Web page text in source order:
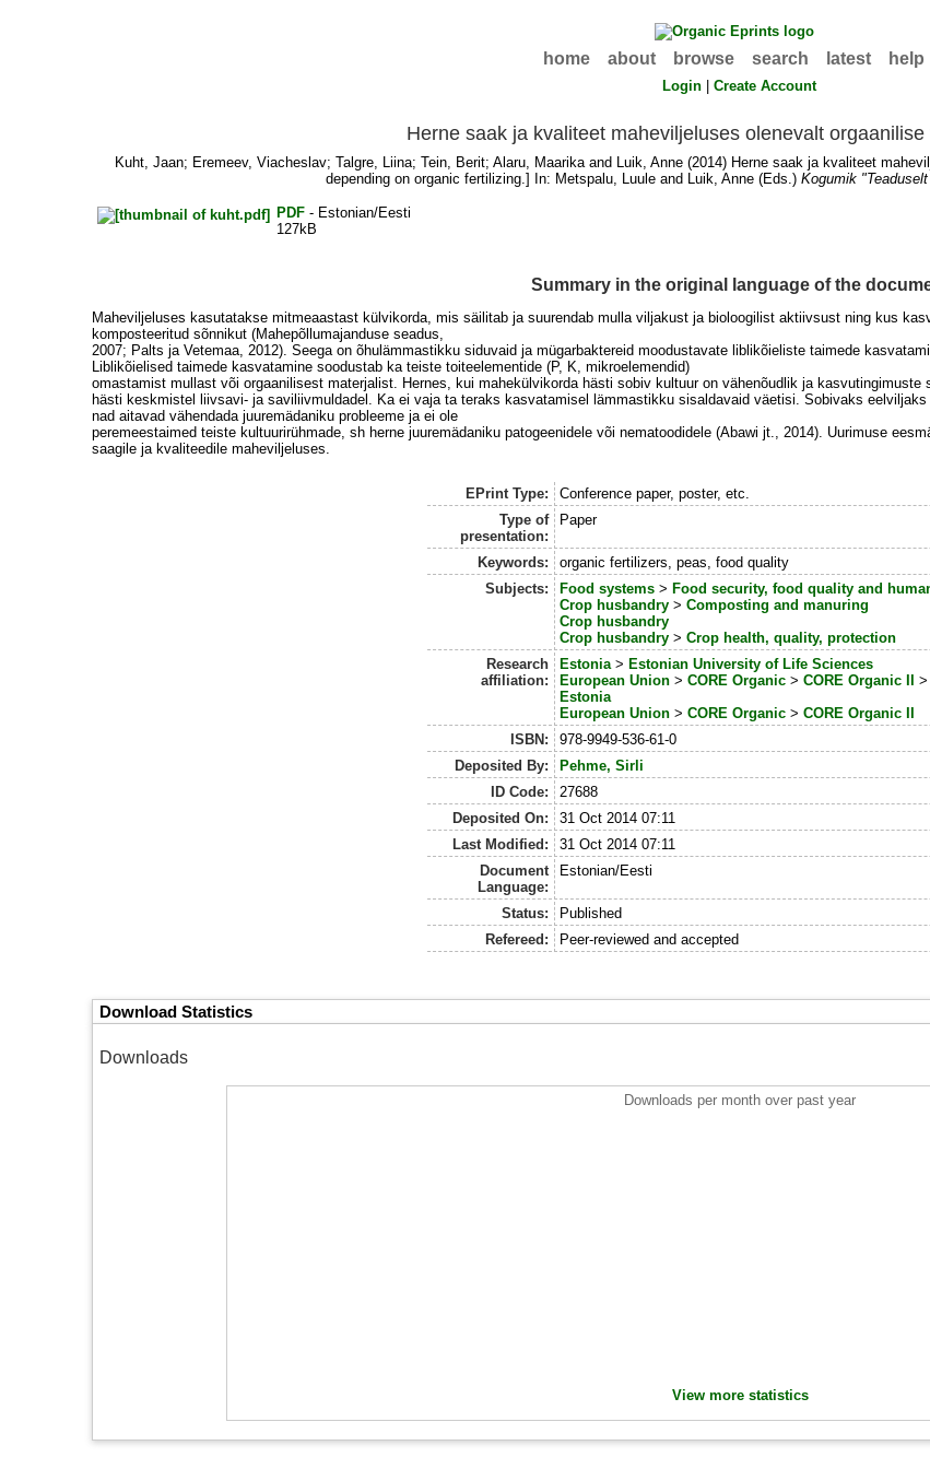
home about browse search latest help
Login |Create Account
Herne saak ja kvaliteet maheviljeluses olenevalt
Kuht, Jaan; Eremeev, Viacheslav;Talgre, Liina;Tein, Berit;Alaru, Maarikaand Luik, Anne (2014) Herne saak ja kvaliteet
depending on organic fertilizing.] In: Metspalu, Luule and Luik, Anne (Eds.)Kogumik
PDF- Estonian/Eesti
127kB
Summary in the original language of the
Maheviljeluses kasutatakse mitmeaastast külvikorda, mis säilitab ja suurendab mulla viljakust ja bioloogilist aktiivsust ning kus
komposteeritud sõnnikut (Mahepõllumajanduse seadus,
2007; Palts ja Vetemaa, 2012). Seega on õhulämmastikku siduvaid ja mügarbaktereid moodustavate liblikõieliste taimede
Liblikõielised taimede kasvatamine soodustab ka teiste toiteelementide (P, K, mikroelemendid)
omastamist mullast või orgaanilisest materjalist. Hernes, kui mahekülvikorda hästi sobiv kultuur on vähenõudlik ja
hästi keskmistel liivsavi- ja saviliivmuldadel. Ka ei vaja ta teraks kasvatamisel lämmastikku sisaldavaid väetisi. Sobivaks
nad aitavad vähendada juuremädaniku probleeme ja ei ole
peremeestaimed teiste kultuurirühmade, sh herne juuremädaniku patogeenidele või nematoodidele (Abawi jt., 2014). Uurimuse
saagile ja kvaliteedile maheviljeluses.
EPrint Type:
Conference paper, poster, etc.
Type of
presentation:
Paper
Keywords:
organic fertilizers, peas, food quality
Subjects:
Food systems> Food security, food quality and
Crop husbandry> Composting and manuring
Crop husbandry
Crop husbandry> Crop health, quality, protection
Research
affiliation:
Estonia> Estonian University of Life Sciences
European Union> CORE Organic> CORE Organic II >
Estonia
European Union> CORE Organic> CORE Organic II
ISBN:
978-9949-536-61-0
Deposited By:
Pehme, Sirli
ID Code:
27688
Deposited On:
31 Oct 2014 07:11
Last Modified:
31 Oct 2014 07:11
Document
Language:
Estonian/Eesti
Status:
Published
Refereed:
Peer-reviewed and accepted
Download Statistics
Downloads
Downloads per month over past year
View more statistics